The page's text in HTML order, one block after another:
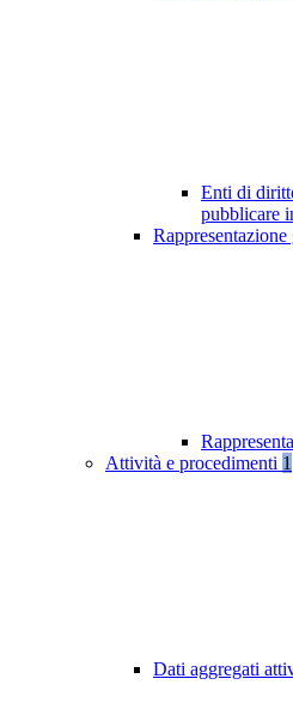
Enti di
pubblicare
Rappresentazione
Attività e procedimenti 1
Dati aggregati